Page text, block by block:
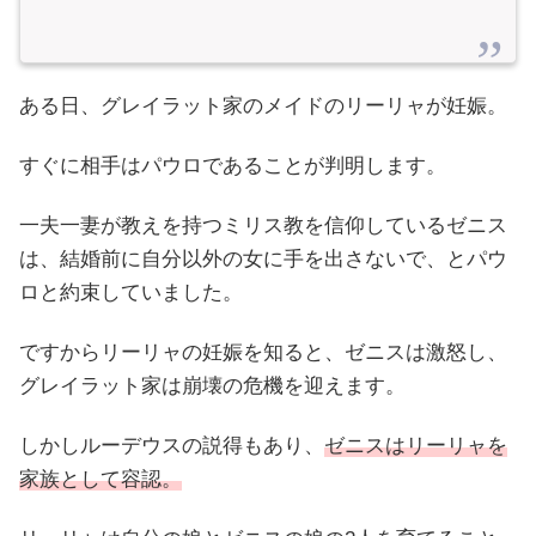
ある日、グレイラット家のメイドのリーリャが妊娠。
すぐに相手はパウロであることが判明します。
一夫一妻が教えを持つミリス教を信仰しているゼニス
は、結婚前に自分以外の女に手を出さないで、とパウ
ロと約束していました。
ですからリーリャの妊娠を知ると、ゼニスは激怒し、
グレイラット家は崩壊の危機を迎えます。
しかしルーデウスの説得もあり、 ゼニスはリーリャを
家族として容認。